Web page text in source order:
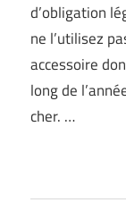
d’obligation
ne l’utilisez
accessoire
long de
cher. …